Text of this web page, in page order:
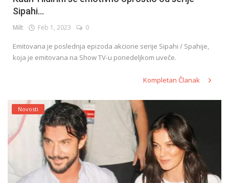
Sipahi...
Milt Feb 1, 2023 0
Emitovana je poslednja epizoda akcione serije Sipahi / Spahije,
koja je emitovana na Show TV-u ponedeljkom uveče.
Kompletan Članak
Novosti